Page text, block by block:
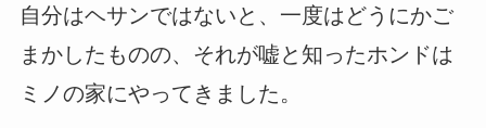
自分はヘサンではないと、一度はどうにかご
まかしたものの、それが嘘と知ったホンドは
ミノの家にやってきました。